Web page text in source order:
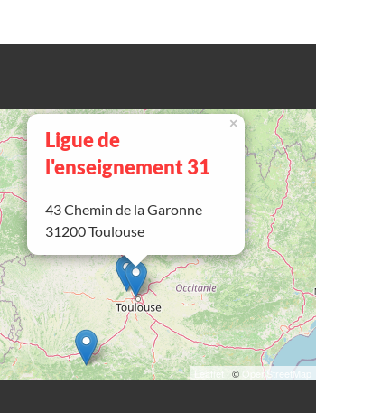
Ligue de
l'enseignement 31
43 Chemin de la Garonne
31200 Toulouse
×
Leaflet | © OpenStreetMap